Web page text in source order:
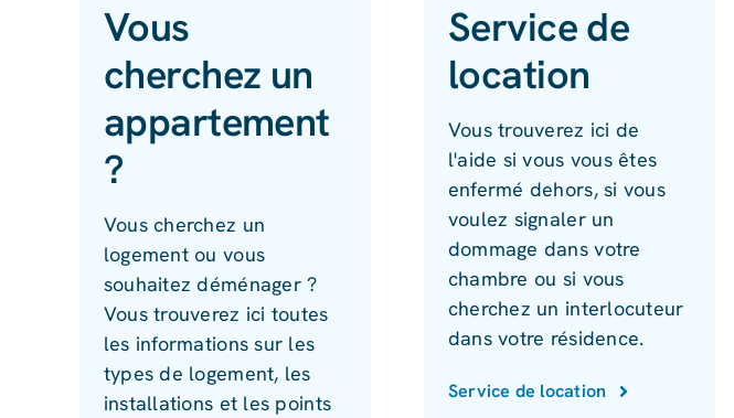
Vous
cherchez un
appartement
?
Vous cherchez un
logement ou vous
souhaitez déménager ?
Vous trouverez ici toutes
les informations sur les
types de logement, les
installations et les points
Service de
location
Vous trouverez ici de
l'aide si vous vous êtes
enfermé dehors, si vous
voulez signaler un
dommage dans votre
chambre ou si vous
cherchez un interlocuteur
dans votre résidence.
Service de location